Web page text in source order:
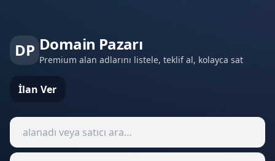
DP Domain Pazarı
Premium alan adlarını listele, teklif al, kolayca sat
İlan Ver